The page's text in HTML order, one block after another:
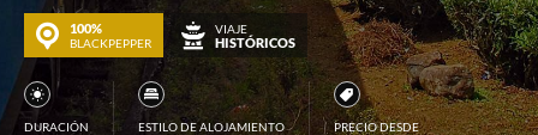
100%
BLACKPEPPER
VIAJE
HISTÓRICOS
DURACIÓN ESTILO DE ALOJAMIENTO PRECIO DESDE